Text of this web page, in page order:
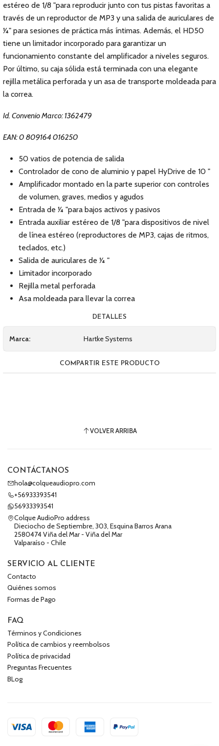
estéreo de 1/8 "para reproducir junto con tus pistas favoritas a
través de un reproductor de MP3 y una salida de auriculares de
1⁄4" para sesiones de práctica más íntimas. Además, el HD50
tiene un limitador incorporado para garantizar un
funcionamiento constante del amplificador a niveles seguros.
Por último, su caja sólida está terminada con una elegante
rejilla metálica perforada y un asa de transporte moldeada para
la correa.
Id. Convenio Marco: 1362479
EAN: 0 809164 016250
50 vatios de potencia de salida
Controlador de cono de aluminio y papel HyDrive de 10 "
Amplificador montado en la parte superior con controles
de volumen, graves, medios y agudos
Entrada de 1⁄4 "para bajos activos y pasivos
Entrada auxiliar estéreo de 1/8 "para dispositivos de nivel
de línea estéreo (reproductores de MP3, cajas de ritmos,
teclados, etc.)
Salida de auriculares de 1⁄4 "
Limitador incorporado
Rejilla metal perforada
Asa moldeada para llevar la correa
DETALLES
Marca: Hartke Systems
COMPARTIR ESTE PRODUCTO
VOLVER ARRIBA
CONTÁCTANOS
hola@colqueaudiopro.com
+56933393541
56933393541
Colque AudioPro address
Dieciocho de Septiembre, 303, Esquina Barros Arana
2580474 Viña del Mar - Viña del Mar
Valparaíso - Chile
SERVICIO AL CLIENTE
Contacto
Quiénes somos
Formas de Pago
FAQ
Términos y Condiciones
Política de cambios y reembolsos
Política de privacidad
Preguntas Frecuentes
BLog